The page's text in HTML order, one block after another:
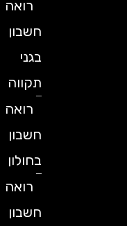
רואה
חשבון
תקווה
רואה
חשבון
בחולון
רואה
חשבון